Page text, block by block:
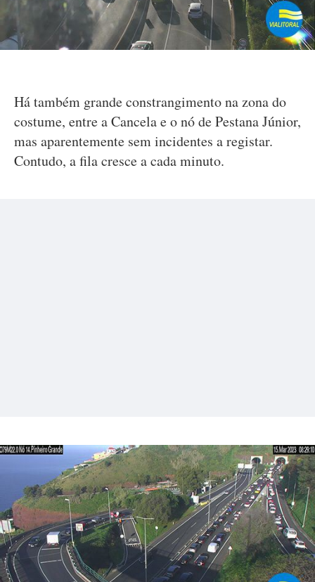
Há também grande constrangimento na zona do
costume, entre a Cancela e o nó de Pestana Júnior,
mas aparentemente sem incidentes a registar.
Contudo, a fila cresce a cada minuto.